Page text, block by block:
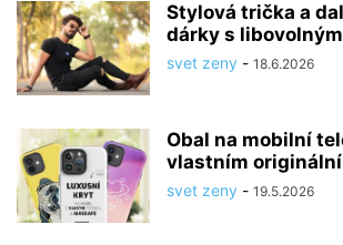
Stylová trička a
dárky s
svet zeny - 18.6.2026
Obal na mobilní
vlastním
svet zeny - 19.5.2026